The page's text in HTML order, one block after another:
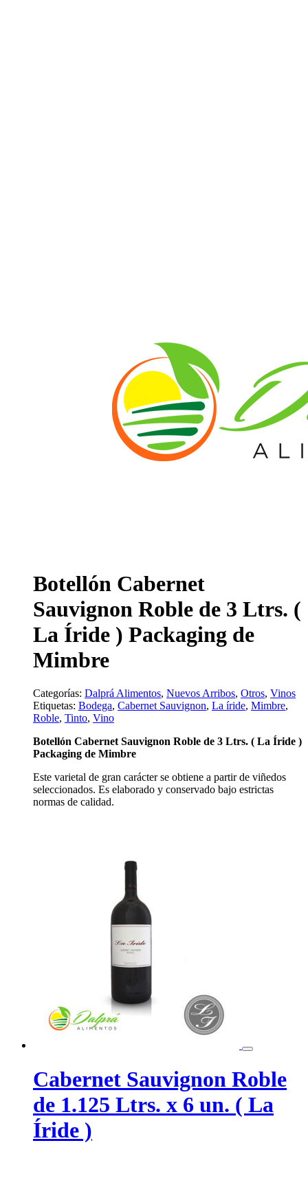
Botellón Cabernet
Sauvignon Roble de 3 Ltrs. (
La Íride ) Packaging de
Mimbre
Categorías: Dalprá Alimentos, Nuevos Arribos, Otros, Vinos
Etiquetas: Bodega, Cabernet Sauvignon, La íride, Mimbre,
Roble, Tinto, Vino
Botellón Cabernet Sauvignon Roble de 3 Ltrs. ( La Íride )
Packaging de Mimbre
Este varietal de gran carácter se obtiene a partir de viñedos
seleccionados. Es elaborado y conservado bajo estrictas
normas de calidad.
Cabernet Sauvignon Roble
de 1.125 Ltrs. x 6 un. ( La
Íride )